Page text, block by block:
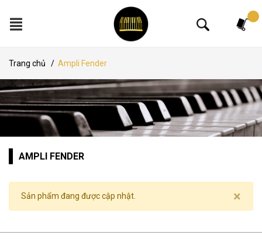
Trang chủ / Ampli Fender
AMPLI FENDER
×
Sản phẩm đang được cập nhật.